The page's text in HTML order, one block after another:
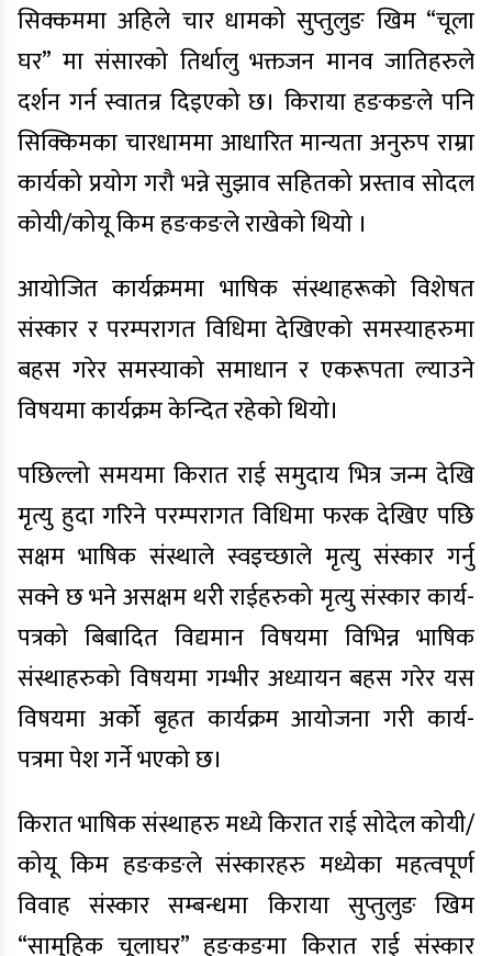
सिक्कममा अहिले चार धामको सुप्तुलुङ खिम “चूला
घर” मा संसारको तिर्थालु भक्तजन मानव जातिहरुले
दर्शन गर्न स्वातन्र दिइएको छ। किराया हङकङले पनि
सिक्किमका चारधाममा आधारित मान्यता अनुरुप राम्रा
कार्यको प्रयोग गरौ भन्ने सुझाव सहितको प्रस्ताव सोदल
कोयी/कोयू किम हङकङले राखेको थियो ।
आयोजित कार्यक्रममा भाषिक संस्थाहरूको विशेषत
संस्कार र परम्परागत विधिमा देखिएको समस्याहरुमा
बहस गरेर समस्याको समाधान र एकरूपता ल्याउने
विषयमा कार्यक्रम केन्दित रहेको थियो।
पछिल्लो समयमा किरात राई समुदाय भित्र जन्म देखि
मृत्यु हुदा गरिने परम्परागत विधिमा फरक देखिए पछि
सक्षम भाषिक संस्थाले स्वइच्छाले मृत्यु संस्कार गर्नु
सक्ने छ भने असक्षम थरी राईहरुको मृत्यु संस्कार कार्य-
पत्रको बिबादित विद्यमान विषयमा विभिन्न भाषिक
संस्थाहरुको विषयमा गम्भीर अध्यायन बहस गरेर यस
विषयमा अर्को बृहत कार्यक्रम आयोजना गरी कार्य-
पत्रमा पेश गर्ने भएको छ।
किरात भाषिक संस्थाहरु मध्ये किरात राई सोदेल कोयी/
कोयू किम हङकङले संस्कारहरु मध्येका महत्वपूर्ण
विवाह संस्कार सम्बन्धमा किराया सुप्तुलुङ खिम
“सामुहिक चूलाघर” हङकङमा किरात राई संस्कार